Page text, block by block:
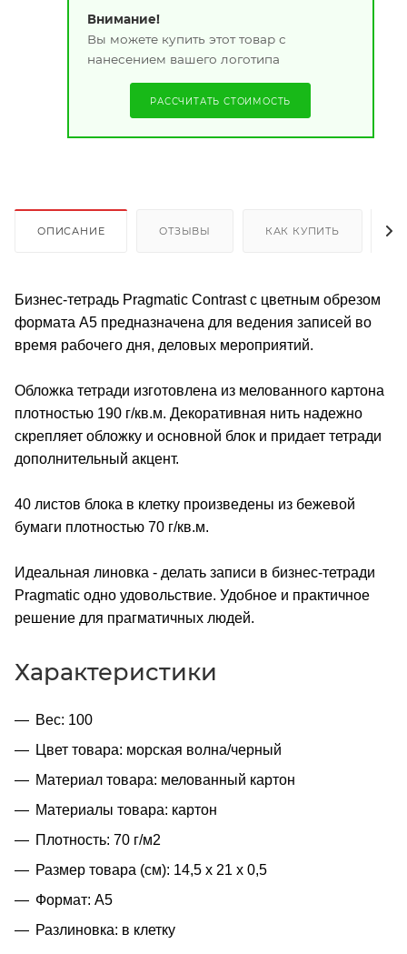
Внимание!
Вы можете купить этот товар с
нанесением вашего логотипа
РАССЧИТАТЬ СТОИМОСТЬ
ОПИСАНИЕ ОТЗЫВЫ КАК КУПИТЬ
Бизнес-тетрадь Pragmatic Contrast с цветным обрезом
формата А5 предназначена для ведения записей во
время рабочего дня, деловых мероприятий.
Обложка тетради изготовлена из мелованного картона
плотностью 190 г/кв.м. Декоративная нить надежно
скрепляет обложку и основной блок и придает тетради
дополнительный акцент.
40 листов блока в клетку произведены из бежевой
бумаги плотностью 70 г/кв.м.
Идеальная линовка - делать записи в бизнес-тетради
Pragmatic одно удовольствие. Удобное и практичное
решение для прагматичных людей.
Характеристики
Вес: 100
Цвет товара: морская волна/черный
Материал товара: мелованный картон
Материалы товара: картон
Плотность: 70 г/м2
Размер товара (см): 14,5 х 21 х 0,5
Формат: A5
Разлиновка: в клетку